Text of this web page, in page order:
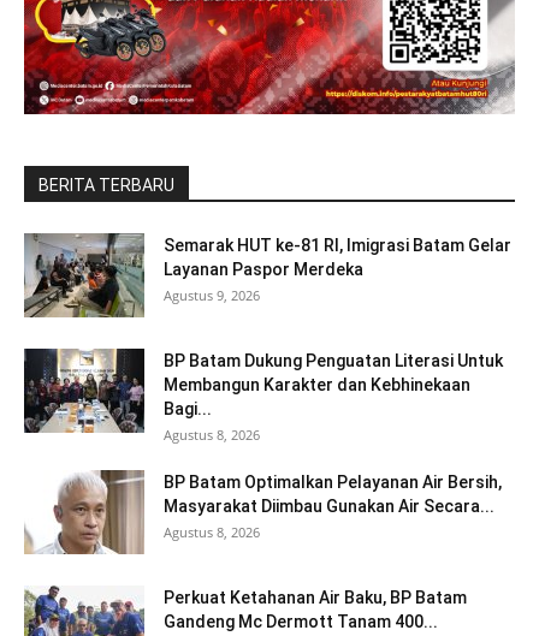
BERITA TERBARU
Semarak HUT ke-81 RI, Imigrasi Batam Gelar
Layanan Paspor Merdeka
Agustus 9, 2026
BP Batam Dukung Penguatan Literasi Untuk
Membangun Karakter dan Kebhinekaan
Bagi...
Agustus 8, 2026
BP Batam Optimalkan Pelayanan Air Bersih,
Masyarakat Diimbau Gunakan Air Secara...
Agustus 8, 2026
Perkuat Ketahanan Air Baku, BP Batam
Gandeng Mc Dermott Tanam 400...